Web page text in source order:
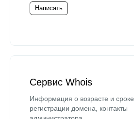
Написать
Сервис Whois
Информация о возрасте и сроке
регистрации домена, контакты